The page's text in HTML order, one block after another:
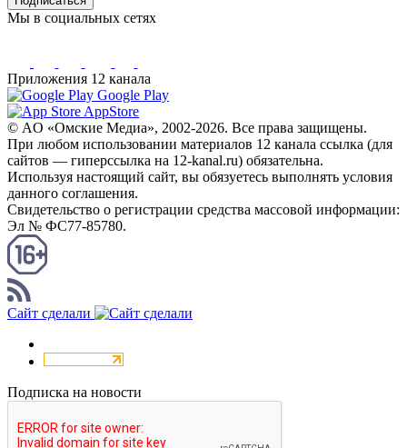
Мы в социальных сетях
Приложения 12 канала
Google Play
AppStore
© AO «Омские Медиа», 2002-2026. Все права защищены.
При любом использовании материалов 12 канала ссылка (для
сайтов — гиперссылка на 12-kanal.ru) обязательна.
Используя настоящий сайт, вы обязуетесь выполнять условия
данного соглашения.
Свидетельство о регистрации средства массовой информации:
Эл № ФС77-85780.
Сайт сделали
Подписка на новости